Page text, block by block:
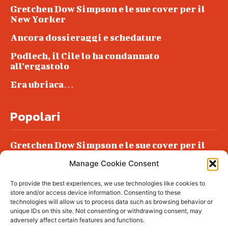
Manage Cookie Consent
To provide the best experiences, we use technologies like cookies to
store and/or access device information. Consenting to these
technologies will allow us to process data such as browsing behavior or
unique IDs on this site. Not consenting or withdrawing consent, may
adversely affect certain features and functions.
Gretchen Dow Simpson e le sue cover per il
New Yorker
Ancora dossieraggi e schedature
Podlech, il Cile lo ha condannato
all’ergastolo
Era ubriaca…
Popolari
Gretchen Dow Simpson e le sue cover per il
Podlech, il Cile lo ha condannato
all’ergastolo
Era ubriaca…